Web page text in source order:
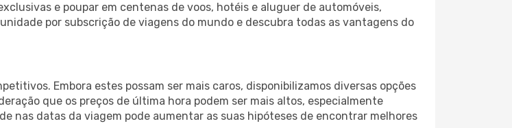
e poupar em centenas de voos, hotéis e aluguer de automóveis,
por subscrição de viagens do mundo e descubra todas as vantagens do
Embora estes possam ser mais caros, disponibilizamos diversas opções
que os preços de última hora podem ser mais altos, especialmente
nas datas da viagem pode aumentar as suas hipóteses de encontrar melhores